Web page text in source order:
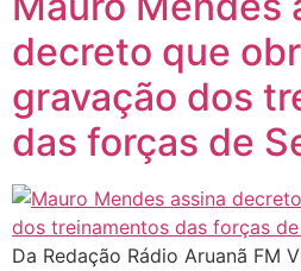
decreto que
gravação dos
das forças de
Da Redação Rádio Aruanã FM